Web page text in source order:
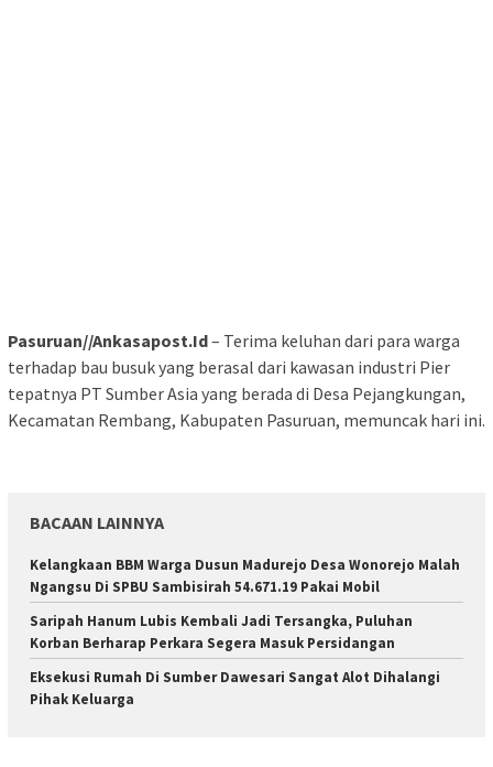
Pasuruan//Ankasapost.Id– Terima keluhan dari para warga
terhadap bau busuk yang berasal dari kawasan industri Pier
tepatnya PT Sumber Asia yang berada di Desa Pejangkungan,
Kecamatan Rembang, Kabupaten Pasuruan, memuncak hari ini.
BACAAN LAINNYA
Kelangkaan BBM Warga Dusun Madurejo Desa Wonorejo Malah
Ngangsu Di SPBU Sambisirah 54.671.19 Pakai Mobil
Saripah Hanum Lubis Kembali Jadi Tersangka, Puluhan
Korban Berharap Perkara Segera Masuk Persidangan
Eksekusi Rumah Di Sumber Dawesari Sangat Alot Dihalangi
Pihak Keluarga